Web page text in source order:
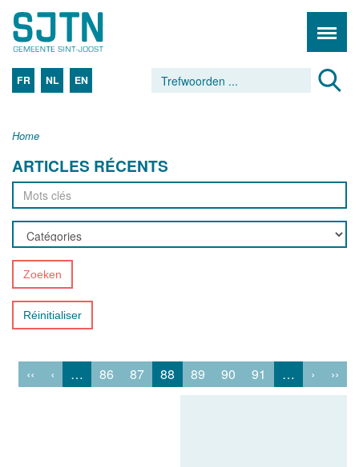
FR NL EN
Home
ARTICLES RÉCENTS
Zoeken
Réinitialiser
‹‹ ‹ … 86 87 88 89 90 91 … › ››